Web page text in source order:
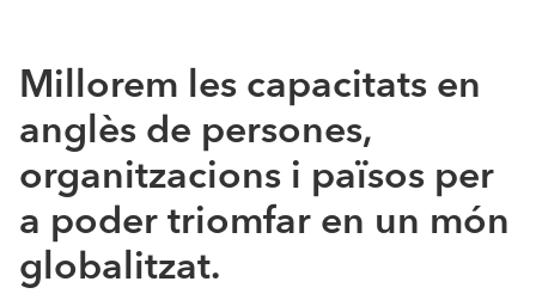
Millorem les capacitats en
anglès de persones,
organitzacions i països per
a poder triomfar en un món
globalitzat.